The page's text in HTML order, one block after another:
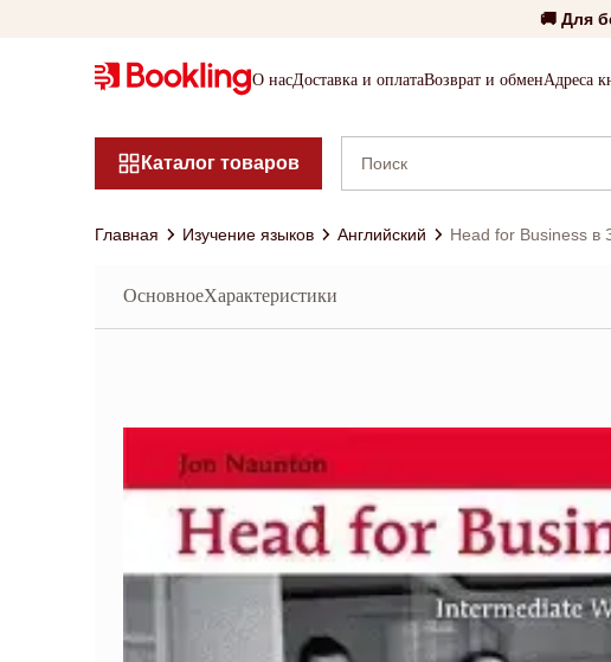
🚚 Для
О насДоставка и оплатаВозврат и обменАдреса
Каталог товаров
Главная Изучение языков Английский Head for Business в
ОсновноеХарактеристики